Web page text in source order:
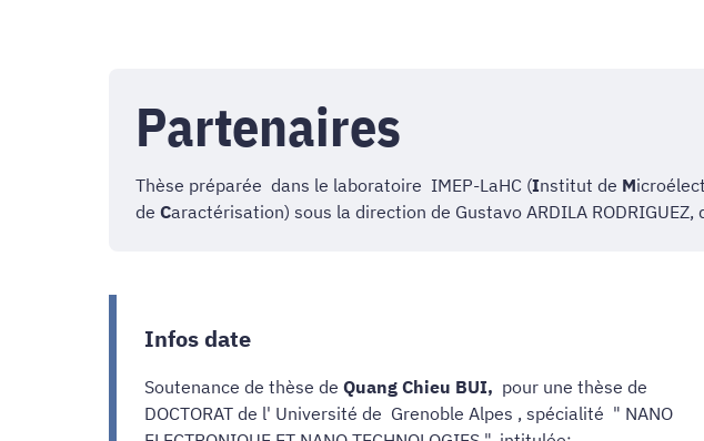
Partenaires
Thèse préparée dans le laboratoire IMEP-LaHC (Institut de M
de Caractérisation) sous la direction de Gustavo ARDILA
Infos date
Soutenance de thèse de Quang Chieu BUI, pour une thèse de
DOCTORAT de l' Université de Grenoble Alpes , spécialité " NANO